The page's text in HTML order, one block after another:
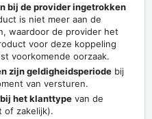
bij de provider ingetrokken
is niet meer aan de
waardoor de provider het
voor deze koppeling
voorkomende oorzaak.
zijn geldigheidsperiode bij
van versturen.
het klanttype van de
of zakelijk).